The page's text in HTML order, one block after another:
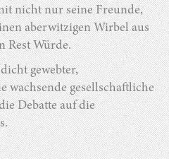
nicht nur seine Freunde,
aberwitzigen Wirbel aus
Rest Würde.
gewebter,
wachsende gesellschaftliche
Debatte auf die